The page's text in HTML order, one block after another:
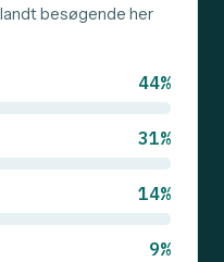
besøgende her
44%
31%
14%
9%